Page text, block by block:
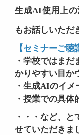
生成AI使用上
もお話しいただ
【セミナーご聴
・学校ではま
かりやすい目か
・生成AIのイ
・授業での具
・・・など、
せていただきま